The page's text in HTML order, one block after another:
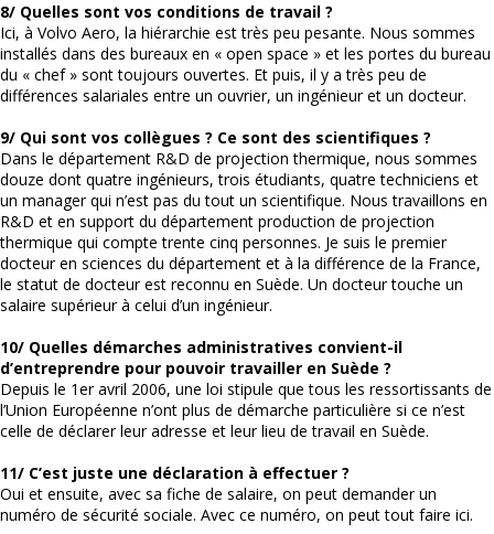
8/ Quelles sont vos conditions de travail ?
Ici, à Volvo Aero, la hiérarchie est très peu pesante. Nous sommes
installés dans des bureaux en « open space » et les portes du bureau
du « chef » sont toujours ouvertes. Et puis, il y a très peu de
différences salariales entre un ouvrier, un ingénieur et un docteur.
9/ Qui sont vos collègues ? Ce sont des scientifiques ?
Dans le département R&D de projection thermique, nous sommes
douze dont quatre ingénieurs, trois étudiants, quatre techniciens et
un manager qui n’est pas du tout un scientifique. Nous travaillons en
R&D et en support du département production de projection
thermique qui compte trente cinq personnes. Je suis le premier
docteur en sciences du département et à la différence de la France,
le statut de docteur est reconnu en Suède. Un docteur touche un
salaire supérieur à celui d’un ingénieur.
10/ Quelles démarches administratives convient-il
d’entreprendre pour pouvoir travailler en Suède ?
Depuis le 1er avril 2006, une loi stipule que tous les ressortissants de
l’Union Européenne n’ont plus de démarche particulière si ce n’est
celle de déclarer leur adresse et leur lieu de travail en Suède.
11/ C’est juste une déclaration à effectuer ?
Oui et ensuite, avec sa fiche de salaire, on peut demander un
numéro de sécurité sociale. Avec ce numéro, on peut tout faire ici.